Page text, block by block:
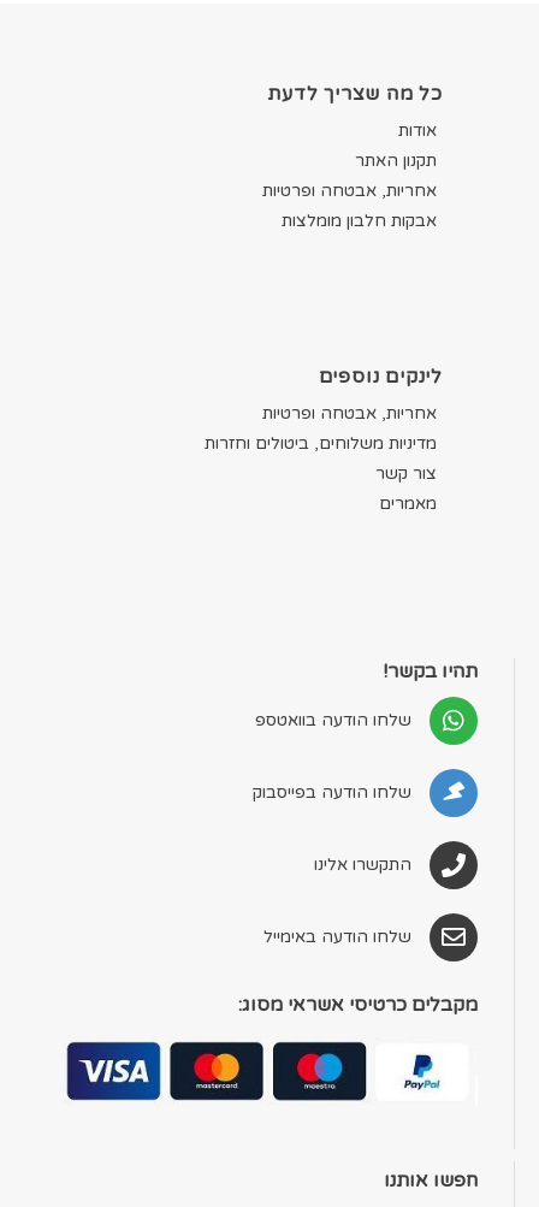
כל מה שצריך לדעת
אודות
תקנון האתר
אחריות, אבטחה ופרטיות
אבקות חלבון מומלצות
לינקים נוספים
אחריות, אבטחה ופרטיות
מדיניות משלוחים, ביטולים וחזרות
צור קשר
מאמרים
תהיו בקשר!
שלחו הודעה בוואטספ
שלחו הודעה בפייסבוק
התקשרו אלינו
שלחו הודעה באימייל
מקבלים כרטיסי אשראי מסוג:
חפשו אותנו